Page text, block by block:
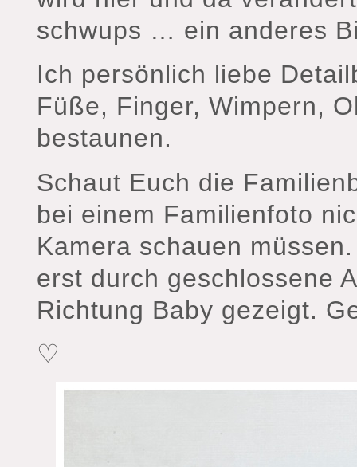
schwups … ein anderes
Ich persönlich liebe
Füße, Finger, Wimpern,
bestaunen.
Schaut Euch die
bei einem Familienfoto
Kamera schauen
erst durch geschlossene
Richtung Baby gezeigt.
♡